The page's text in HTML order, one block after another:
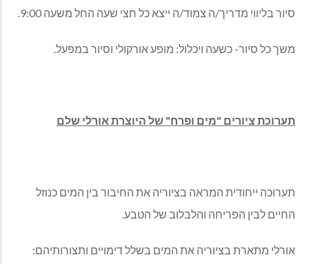
סיור בליווי מדריך/ה צמוד/ה ייצא כל חצי שעה החל משעה 9:00.
משך כל סיור- כשעה ויכלול: מופע אורקולי וסיור במפעל.
תערוכת ציורים "מים ופרח" של היוצרת אורלי שלם
תערוכה ייחודית המראה בציוריה את החיבור בין המים כנוזל
החיים לבין הפריחה והלבלוב של הטבע.
אורלי מתארת בציוריה את המים בשלל דימויים ותצורותיהם: